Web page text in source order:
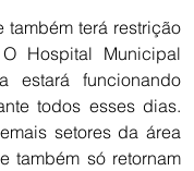
também terá restrição
Hospital Municipal
estará funcionando
todos esses dias.
setores da área
também só retornam